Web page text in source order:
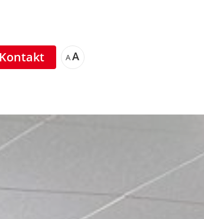
Kontakt AA